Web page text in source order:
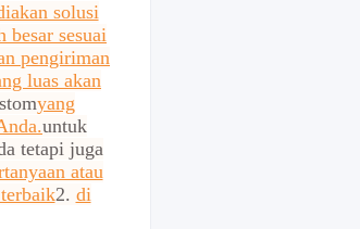
solusi
besar sesuai
pengiriman
luas akan
yang
untuk
tetapi juga
atau
2. di